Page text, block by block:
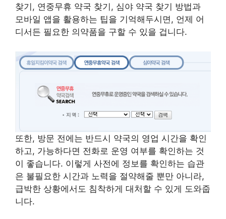
찾기, 연중무휴 약국 찾기, 심야 약국 찾기 방법과
모바일 앱을 활용하는 팁을 기억해두시면, 언제 어
디서든 필요한 의약품을 구할 수 있을 겁니다.
또한, 방문 전에는 반드시 약국의 영업 시간을 확인
하고, 가능하다면 전화로 운영 여부를 확인하는 것
이 좋습니다. 이렇게 사전에 정보를 확인하는 습관
은 불필요한 시간과 노력을 절약해줄 뿐만 아니라,
급박한 상황에서도 침착하게 대처할 수 있게 도와줍
니다.